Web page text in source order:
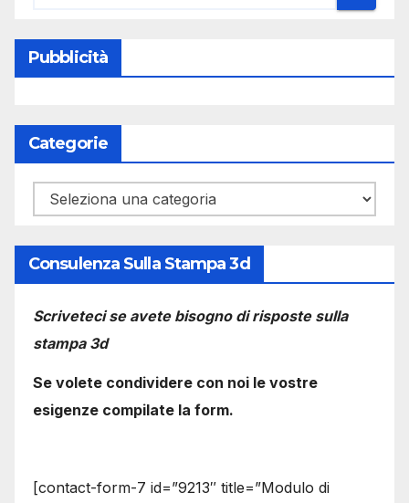
Pubblicità
Categorie
Categorie
Consulenza Sulla Stampa 3d
Scriveteci se avete bisogno di risposte sulla
stampa 3d
Se volete condividere con noi le vostre
esigenze compilate la form.
[contact-form-7 id=”9213″ title=”Modulo di